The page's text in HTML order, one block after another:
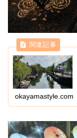
okayamastyle.com